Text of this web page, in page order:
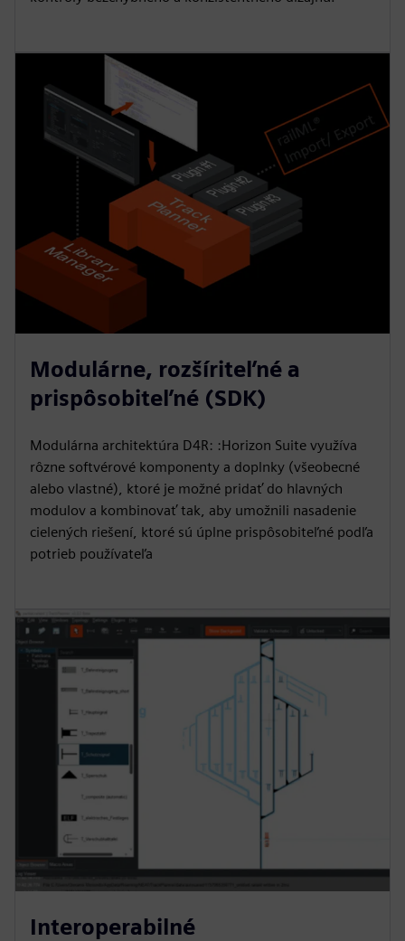
Modulárne, rozšíriteľné a
prispôsobiteľné (SDK)
Modulárna architektúra D4R: :Horizon Suite využíva
rôzne softvérové komponenty a doplnky (všeobecné
alebo vlastné), ktoré je možné pridať do hlavných
modulov a kombinovať tak, aby umožnili nasadenie
cielených riešení, ktoré sú úplne prispôsobiteľné podľa
potrieb používateľa
Interoperabilné